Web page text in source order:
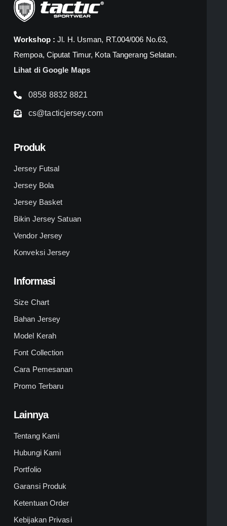
Workshop :Jl. H. Usman, RT.004/006 No.63,
Rempoa, Ciputat Timur, Kota Tangerang Selatan.
Lihat di Google Maps
0858 8832 8821
cs@tacticjersey.com
Produk
Jersey Futsal
Jersey Bola
Jersey Basket
Bikin Jersey Satuan
Vendor Jersey
Konveksi Jersey
Informasi
Size Chart
Bahan Jersey
Model Kerah
Font Collection
Cara Pemesanan
Promo Terbaru
Lainnya
Tentang Kami
Hubungi Kami
Portfolio
Garansi Produk
Ketentuan Order
Kebijakan Privasi